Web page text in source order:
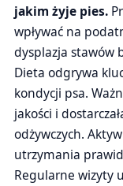
jakim żyje pies.
wpływać na
dysplazja stawów
Dieta odgrywa
kondycji psa.
jakości i
odżywczych.
utrzymania
Regularne wizyty